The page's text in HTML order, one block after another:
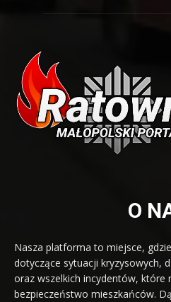
O
Nasza platforma to miejsce,
dotyczące sytuacji kryzysowych,
oraz wszelkich incydentów, które
bezpieczeństwo mieszkańców.